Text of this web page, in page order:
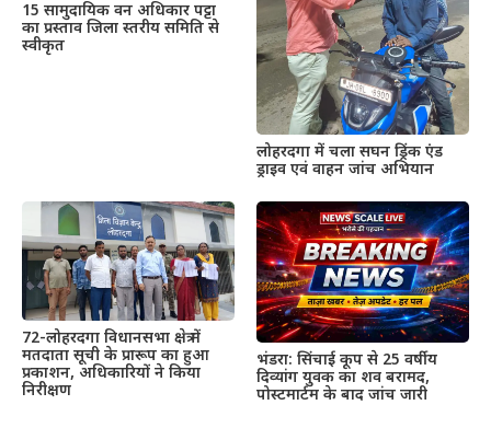
15 सामुदायिक वन अधिकार पट्टा
का प्रस्ताव जिला स्तरीय समिति से
स्वीकृत
लोहरदगा में चला सघन ड्रिंक एंड
ड्राइव एवं वाहन जांच अभियान
72-लोहरदगा विधानसभा क्षेत्र में
मतदाता सूची के प्रारूप का हुआ
प्रकाशन, अधिकारियों ने किया
निरीक्षण
भंडरा: सिंचाई कूप से 25 वर्षीय
दिव्यांग युवक का शव बरामद,
पोस्टमार्टम के बाद जांच जारी